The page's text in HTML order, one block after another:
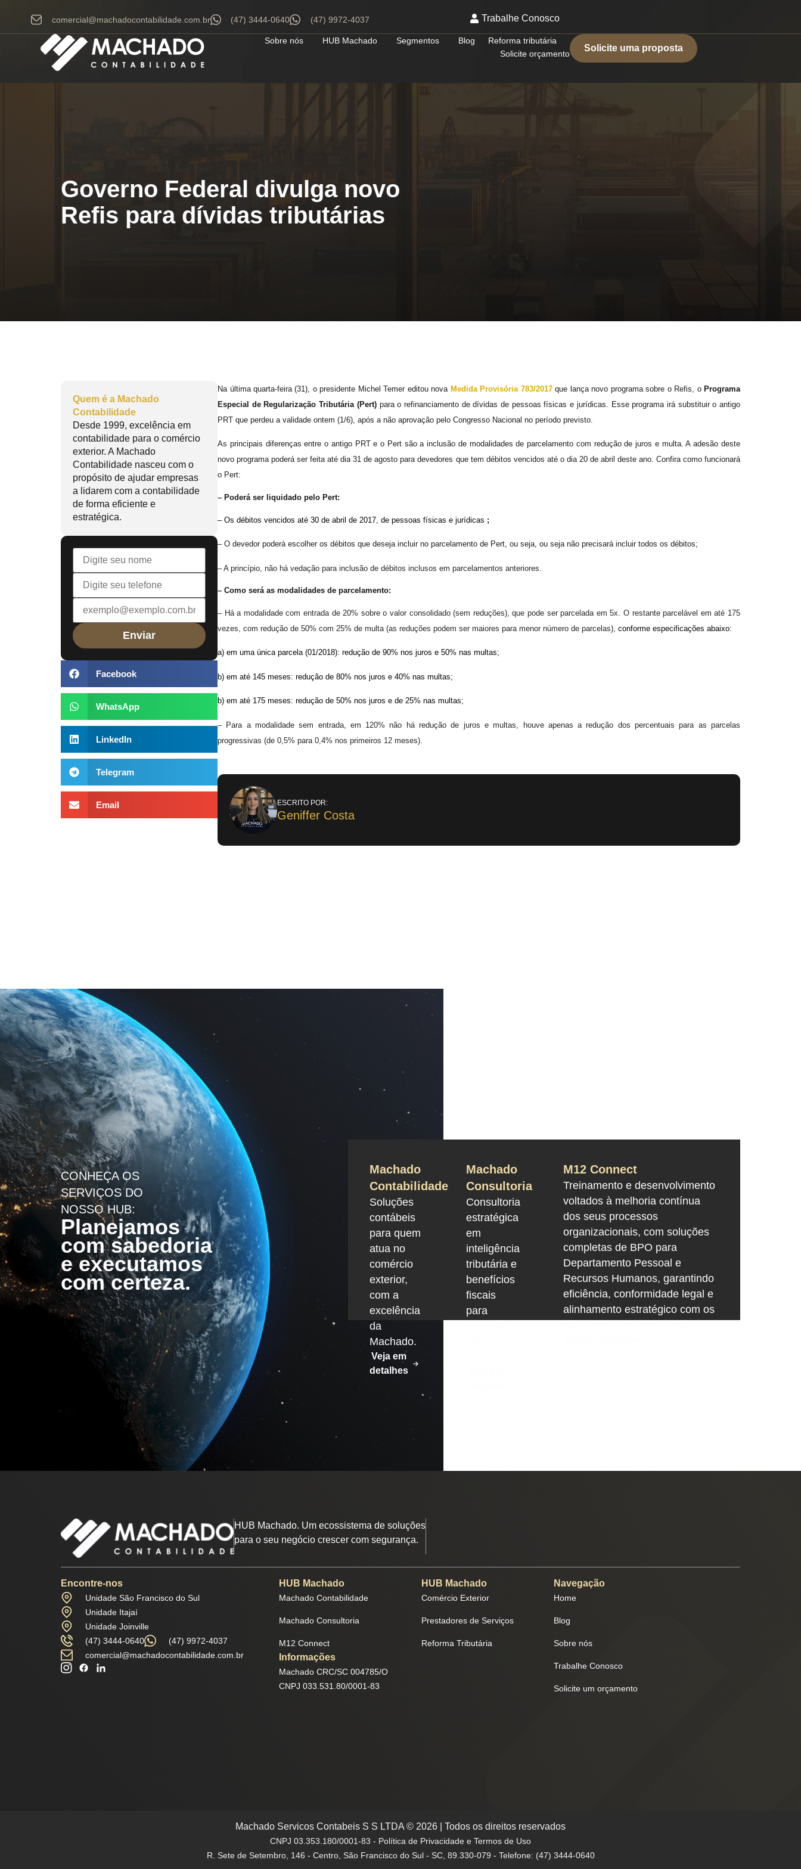
comercial@machadocontabilidade.com.br (47) 3444-0640 (47) 9972-4037 Trabalhe Conosco
Sobre nós HUB Machado Segmentos Blog
Reforma tributária
Solicite orçamento
Solicite uma proposta
Governo Federal divulga novo
Refis para dívidas tributárias
Quem é a Machado
Contabilidade
Desde 1999, excelência em
contabilidade para o comércio
exterior. A Machado
Contabilidade nasceu com o
propósito de ajudar empresas
a lidarem com a contabilidade
de forma eficiente e
estratégica.
Facebook
WhatsApp
LinkedIn
Telegram
Email
Na última quarta-feira (31), o presidente Michel Temer editou nova Medida Provisória 783/2017que lança novo programa sobre o Refis, o Programa
Especial de Regularização Tributária (Pert)para o refinanciamento de dívidas de pessoas físicas e jurídicas. Esse programa irá substituir o antigo
PRT que perdeu a validade ontem (1/6), após a não aprovação pelo Congresso Nacional no período previsto.
As principais diferenças entre o antigo PRT e o Pert são a inclusão de modalidades de parcelamento com redução de juros e multa. A adesão deste
novo programa poderá ser feita até dia 31 de agosto para devedores que tem débitos vencidos até o dia 20 de abril deste ano. Confira como funcionará
o Pert:
– Poderá ser liquidado pelo Pert:
– Os débitos vencidos até 30 de abril de 2017, de pessoas físicas e jurídicas ;
– O devedor poderá escolher os débitos que deseja incluir no parcelamento de Pert, ou seja, ou seja não precisará incluir todos os débitos;
–A princípio, não há vedação para inclusão de débitos inclusos em parcelamentos anteriores.
– Como será as modalidades de parcelamento:
– Há a modalidade com entrada de 20% sobre o valor consolidado (sem reduções), que pode ser parcelada em 5x. O restante parcelável em até 175
vezes, com redução de 50% com 25% de multa (as reduções podem ser maiores para menor número de parcelas) conforme especificações abaixo:
a) em uma única parcela (01/2018): redução de 90% nos juros e 50% nas multas;
b) em até 145 meses: redução de 80% nos juros e 40% nas multas;
b) em até 175 meses: redução de 50% nos juros e de 25% nas multas;
– Para a modalidade sem entrada, em 120% não há redução de juros e multas, houve apenas a redução dos percentuais para as parcelas
progressivas (de 0,5% para 0,4% nos primeiros 12 meses).
ESCRITO POR:
Geniffer Costa
CONHEÇA OS
SERVIÇOS DO
NOSSO HUB:
Planejamos
com sabedoria
e executamos
com certeza.
Machado
Contabilidade
Soluções
contábeis
para quem
atua no
comércio
exterior,
com a
excelência
da
Machado.
Veja em
detalhes
Machado
Consultoria
Consultoria
estratégica
em
inteligência
tributária e
benefícios
fiscais
para
M12 Connect
Treinamento e desenvolvimento
voltados à melhoria contínua
dos seus processos
organizacionais, com soluções
completas de BPO para
Departamento Pessoal e
Recursos Humanos, garantindo
eficiência, conformidade legal e
alinhamento estratégico com os
HUB Machado. Um ecossistema de soluções
para o seu negócio crescer com segurança.
Encontre-nos
Unidade São Francisco do Sul
Unidade Itajaí
Unidade Joinville
(47) 3444-0640
(47) 9972-4037
comercial@machadocontabilidade.com.br
HUB Machado
Machado Contabilidade
Machado Consultoria
M12 Connect
Informações
Machado CRC/SC 004785/O
CNPJ 033.531.80/0001-83
HUB Machado
Comércio Exterior
Prestadores de Serviços
Reforma Tributária
Navegação
Home
Blog
Sobre nós
Trabalhe Conosco
Solicite um orçamento
Machado Servicos Contabeis S S LTDA © 2026 | Todos os direitos reservados
CNPJ 03.353.180/0001-83 - Política de Privacidade e Termos de Uso
R. Sete de Setembro, 146 - Centro, São Francisco do Sul - SC, 89.330-079 - Telefone: (47) 3444-0640